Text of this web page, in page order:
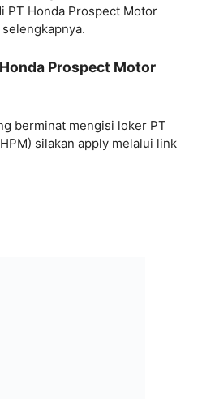
PT Honda Prospect Motor
Prospect Motor
berminat mengisi loker PT
silakan apply melalui link